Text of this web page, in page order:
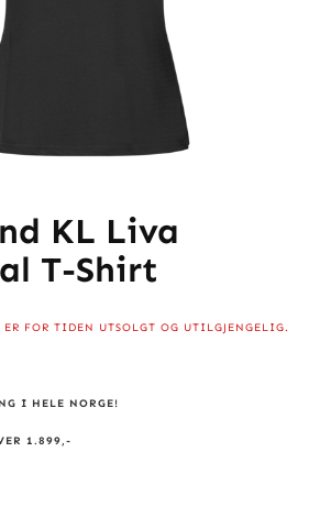
KL Liva
T-Shirt
ER FOR TIDEN UTSOLGT OG UTILGJENGELIG.
I HELE NORGE!
1.899,-